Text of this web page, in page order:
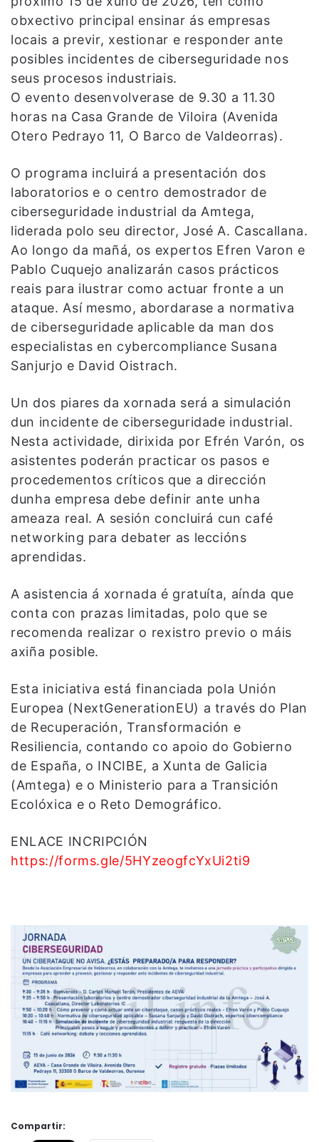
obxectivo principal ensinar ás empresas
locais a previr, xestionar e responder ante
posibles incidentes de ciberseguridade nos
seus procesos industriais.
O evento desenvolverase de 9.30 a 11.30
horas na Casa Grande de Viloira (Avenida
Otero Pedrayo 11, O Barco de Valdeorras).
O programa incluirá a presentación dos
laboratorios e o centro demostrador de
ciberseguridade industrial da Amtega,
liderada polo seu director, José A. Cascallana.
Ao longo da mañá, os expertos Efren Varon e
Pablo Cuquejo analizarán casos prácticos
reais para ilustrar como actuar fronte a un
ataque. Así mesmo, abordarase a normativa
de ciberseguridade aplicable da man dos
especialistas en cybercompliance Susana
Sanjurjo e David Oistrach.
Un dos piares da xornada será a simulación
dun incidente de ciberseguridade industrial.
Nesta actividade, dirixida por Efrén Varón, os
asistentes poderán practicar os pasos e
procedementos críticos que a dirección
dunha empresa debe definir ante unha
ameaza real. A sesión concluirá cun café
networking para debater as leccións
aprendidas.
A asistencia á xornada é gratuíta, aínda que
conta con prazas limitadas, polo que se
recomenda realizar o rexistro previo o máis
axiña posible.
Esta iniciativa está financiada pola Unión
Europea (NextGenerationEU) a través do Plan
de Recuperación, Transformación e
Resiliencia, contando co apoio do Gobierno
de España, o INCIBE, a Xunta de Galicia
(Amtega) e o Ministerio para a Transición
Ecolóxica e o Reto Demográfico.
ENLACE INCRIPCIÓN
https://forms.gle/5HYzeogfcYxUi2ti9
Compartir: